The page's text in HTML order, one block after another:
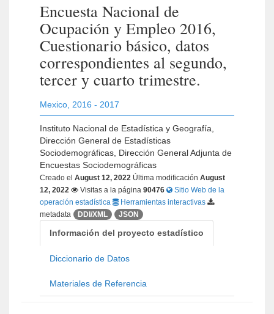
Encuesta Nacional de
Ocupación y Empleo 2016,
Cuestionario básico, datos
correspondientes al segundo,
tercer y cuarto trimestre.
Mexico 2016 - 2017
Instituto Nacional de Estadística y Geografía,
Dirección General de Estadísticas
Sociodemográficas, Dirección General Adjunta de
Encuestas Sociodemográficas
Creado el August 12, 2022 Última modificación August
12, 2022
Visitas a la página 90476
Sitio Web de la
operación estadística
Herramientas interactivas
metadata
DDI/XML JSON
Información del proyecto estadístico
Diccionario de Datos
Materiales de Referencia